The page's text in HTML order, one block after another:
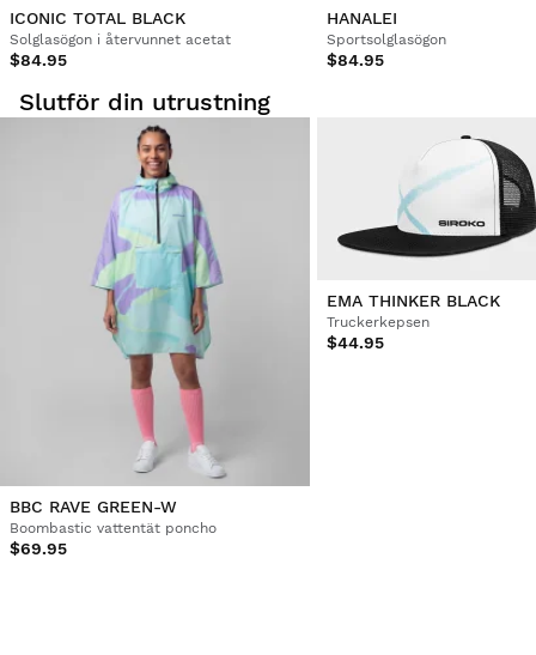
ICONIC TOTAL BLACK
Solglasögon i återvunnet acetat
$84.95
HANALEI
Sportsolglasögon
$84.95
Slutför din utrustning
BBC RAVE GREEN-W
Boombastic vattentät poncho
$69.95
EMA THINKER BLACK
Truckerkepsen
$44.95